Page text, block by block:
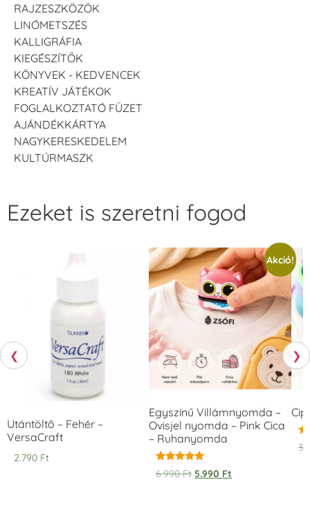
RAJZESZKÖZÖK
LINÓMETSZÉS
KALLIGRÁFIA
KIEGÉSZÍTŐK
KÖNYVEK - KEDVENCEK
KREATÍV JÁTÉKOK
FOGLALKOZTATÓ FÜZET
AJÁNDÉKKÁRTYA
NAGYKERESKEDELEM
KULTÚRMASZK
❮
Ezeket is szeretni fogod
Utántöltő – Fehér –
VersaCraft
2.790 Ft
Akció!
Egyszínű Villámnyomda –
Ovisjel nyomda – Pink Cica
– Ruhanyomda
Értékelés:
5.00
6.990Ft 5.990 Ft
❯